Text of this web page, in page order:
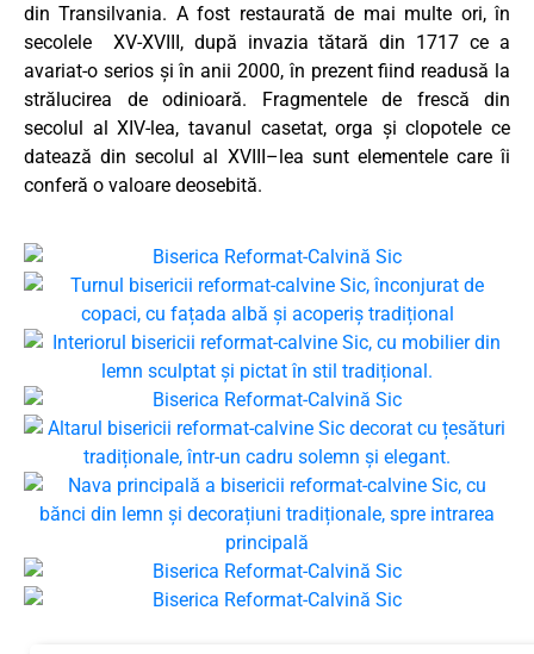
din Transilvania. A fost restaurată de mai multe ori, în
secolele XV-XVIII, după invazia tătară din 1717 ce a
avariat-o serios și în anii 2000, în prezent fiind readusă la
strălucirea de odinioară. Fragmentele de frescă din
secolul al XIV-lea, tavanul casetat, orga și clopotele ce
datează din secolul al XVIII–lea sunt elementele care îi
conferă o valoare deosebită.